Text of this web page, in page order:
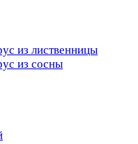
из лиственницы
из сосны